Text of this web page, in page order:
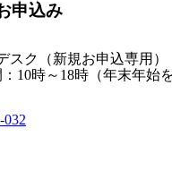
申込み
スク
（新規お申込専用）
10時～18時（年末年始
032